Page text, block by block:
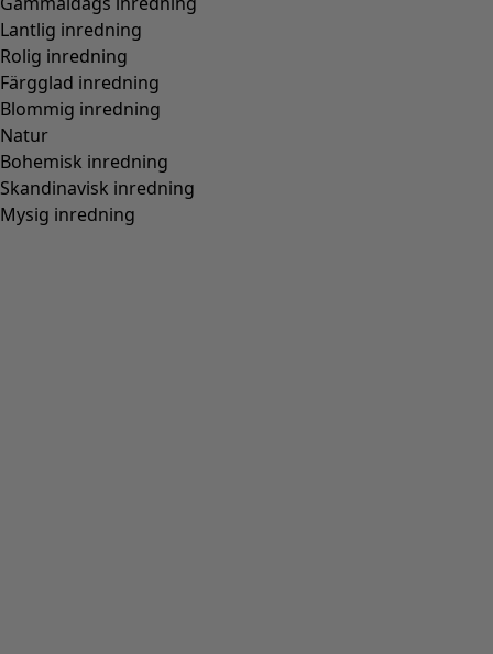
Lantlig inredning
Rolig inredning
Färgglad inredning
Blommig inredning
Natur
Bohemisk inredning
Skandinavisk inredning
Mysig inredning